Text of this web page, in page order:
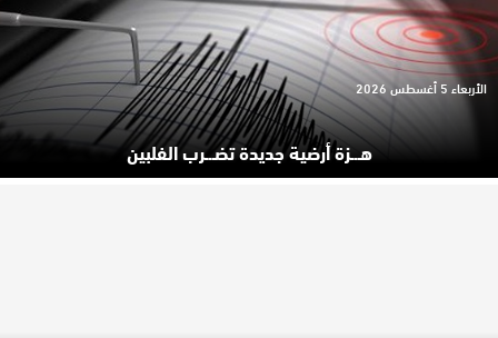
هـ.ـزة أرضية جديدة تضـ.ـرب الفلبين
الأربعاء 5 أغسطس 2026